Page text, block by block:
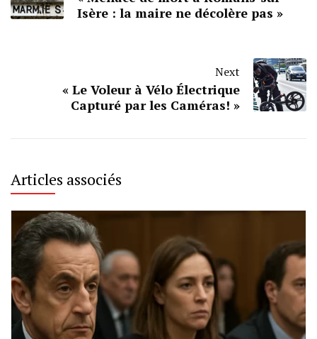
Isère : la maire ne décolère pas »
Next
« Le Voleur à Vélo Électrique
Capturé par les Caméras! »
Articles associés